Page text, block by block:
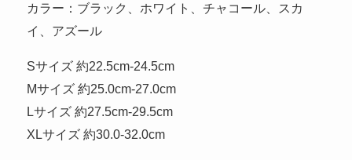
カラー：ブラック、ホワイト、チャコール、スカ
イ、アズール
Sサイズ 約22.5cm-24.5cm
Mサイズ 約25.0cm-27.0cm
Lサイズ 約27.5cm-29.5cm
XLサイズ 約30.0-32.0cm